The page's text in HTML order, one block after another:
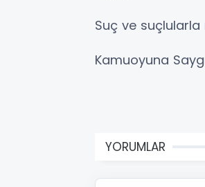
Suç ve suçlularla
Kamuoyuna
YORUMLAR